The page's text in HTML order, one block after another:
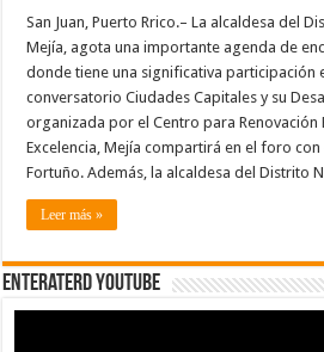
San Juan, Puerto Rrico.– La alcaldesa del
Mejía, agota una importante agenda de
donde tiene una significativa participación
conversatorio Ciudades Capitales y su
organizada por el Centro para Renovación
Excelencia, Mejía compartirá en el foro
Fortuño. Además, la alcaldesa del Distrito
Leer más »
EnterateRD YOUTUBE